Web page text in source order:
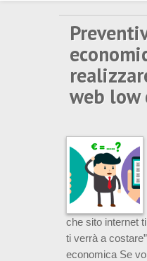
web low
che sito internet
ti verrà a
economica Se